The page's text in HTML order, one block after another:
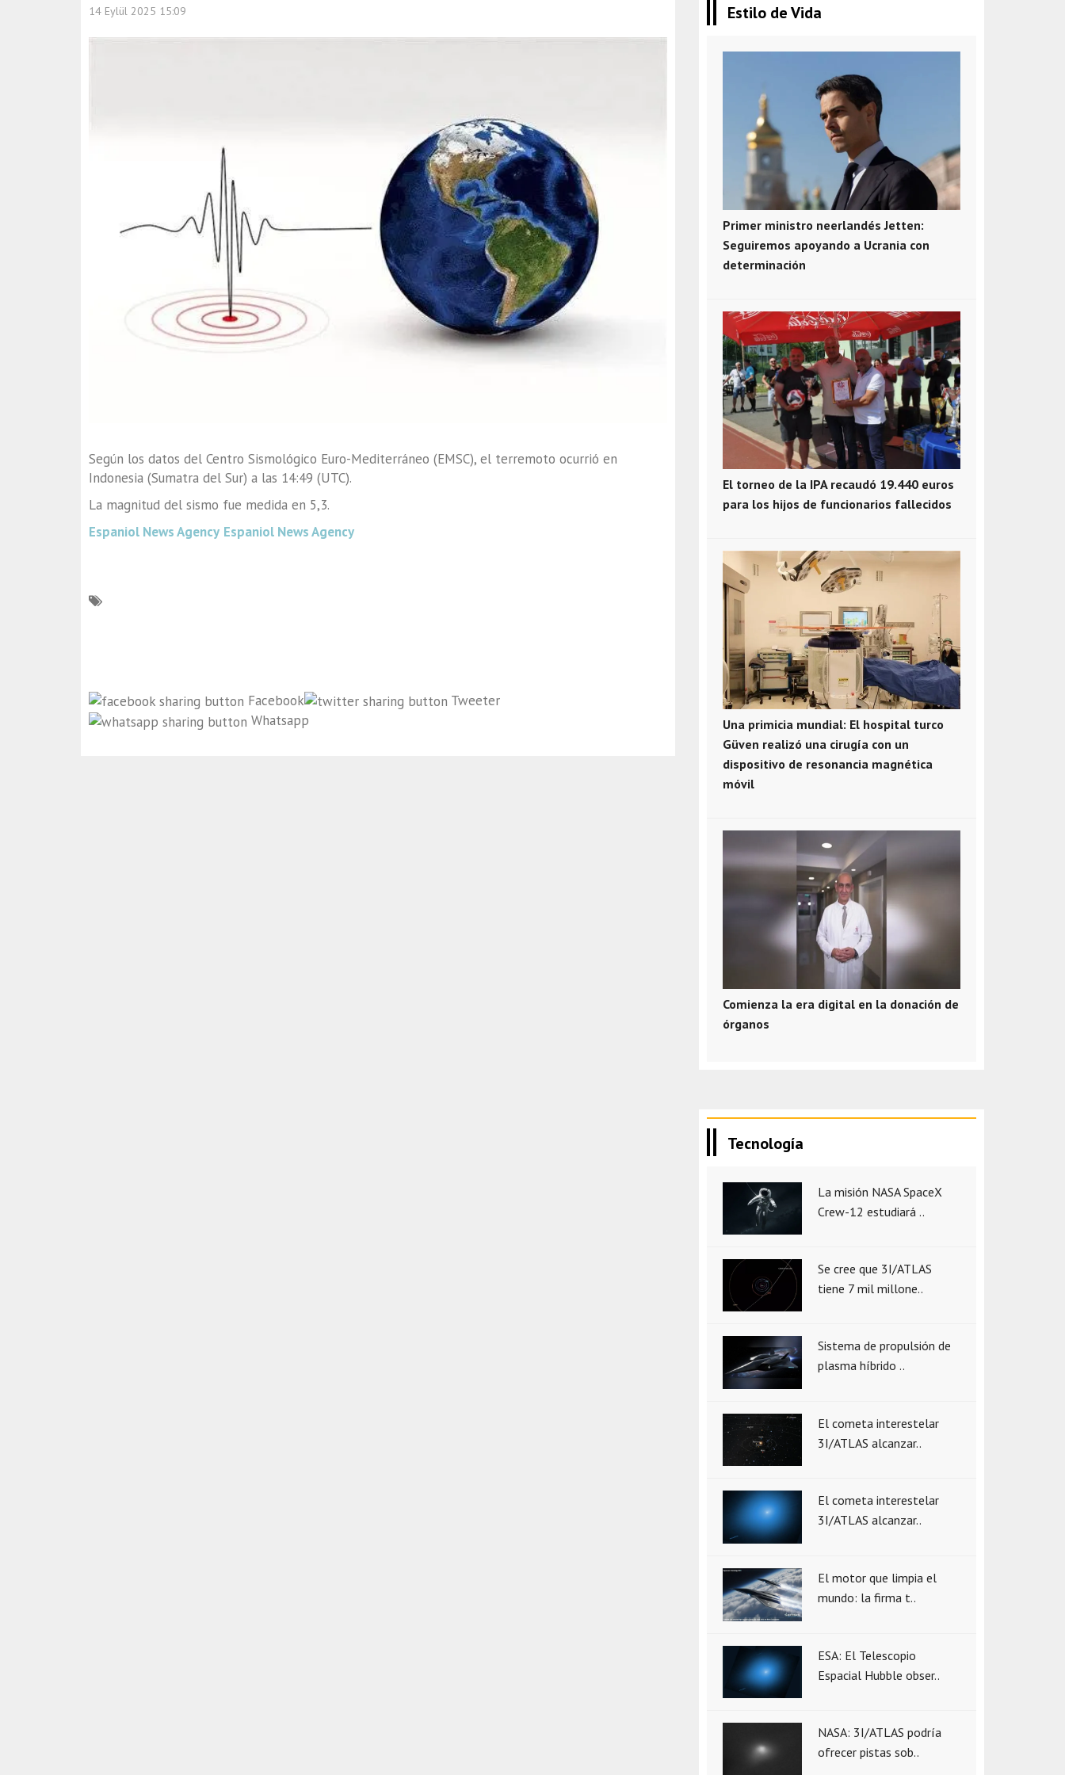
14 Eylül 2025 15:09
Según los datos del Centro Sismológico Euro-Mediterráneo (EMSC), el terremoto ocurrió en
Indonesia (Sumatra del Sur) a las 14:49 (UTC).
La magnitud del sismo fue medida en 5,3.
Espaniol News Agency Espaniol News Agency
Facebook
Tweeter
Whatsapp
Estilo de Vida
Primer ministro neerlandés Jetten:
Seguiremos apoyando a Ucrania con
determinación
El torneo de la IPA recaudó 19.440 euros
para los hijos de funcionarios fallecidos
Una primicia mundial: El hospital turco
Güven realizó una cirugía con un
dispositivo de resonancia magnética
móvil
Comienza la era digital en la donación de
órganos
Tecnología
La misión NASA SpaceX
Crew-12 estudiará ..
Se cree que 3I/ATLAS
tiene 7 mil millone..
Sistema de propulsión de
plasma híbrido ..
El cometa interestelar
3I/ATLAS alcanzar..
El cometa interestelar
3I/ATLAS alcanzar..
El motor que limpia el
mundo: la firma t..
ESA: El Telescopio
Espacial Hubble obser..
NASA: 3I/ATLAS podría
ofrecer pistas sob..